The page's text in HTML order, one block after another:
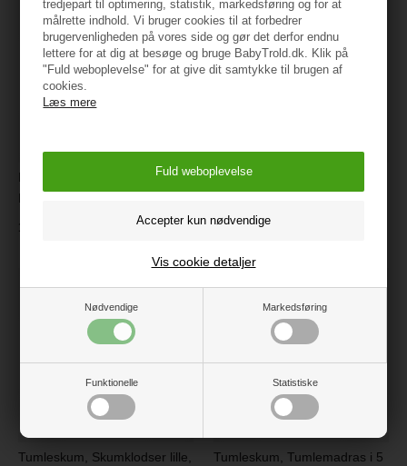
tredjepart til optimering, statistik, markedsføring og for at
målrette indhold. Vi bruger cookies til at forbedrer
brugervenligheden på vores side og gør det derfor endnu
lettere for at dig at besøge og bruge BabyTrold.dk. Klik på
"Fuld weboplevelse" for at give dit samtykke til brugen af
cookies.
Læs mere
Nødvendige Markedsføring
Funktionelle Statistiske
Vis cookie detaljer
BabyTrold Tumleskum,
Regnbue
1.799 kr.
Tumleskum, Skumklodser lille,
399 kr.
Tumleskum, Skumklodser lille,
Tumleskum, Tumlemadras i 5